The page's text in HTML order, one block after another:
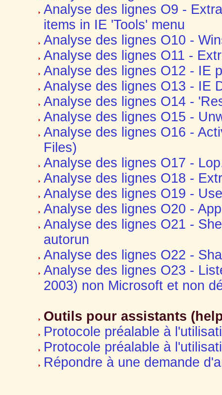
Analyse des lignes O9 -
items in IE 'Tools' menu
Analyse des lignes O10 -
Analyse des lignes O11 -
Analyse des lignes O12 - IE
Analyse des lignes O13 - IE
Analyse des lignes O14 -
Analyse des lignes O15 -
Analyse des lignes O16 -
Files)
Analyse des lignes O17 -
Analyse des lignes O18 -
Analyse des lignes O19 -
Analyse des lignes O20 -
Analyse des lignes O21 -
autorun
Analyse des lignes O22 -
Analyse des lignes O23 -
2003) non Microsoft et non
Outils pour assistants
Protocole préalable à
Protocole préalable à
Répondre à une demande